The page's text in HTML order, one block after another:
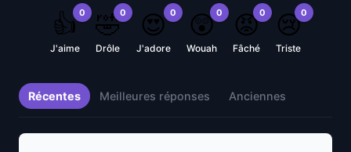
0
👍
J'aime
0
🤣
Drôle
0
😍
J'adore
0
😲
Wouah
0
😡
Fâché
0
😢
Triste
Récentes Meilleures réponses Anciennes